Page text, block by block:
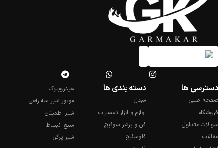
دسترسی ها
صفحه اصلی
فروشگاه
سوالات متداول
مقالات
دسته بندی ها
مبدل
لوازم و ابزار تعمیرات
فن و پرشر سوئیچ
فلوسئیچ
هیدروبلوک
موتور شیر سه راهی
شیر اطمینان
منبع انبساط
شیر پرکن